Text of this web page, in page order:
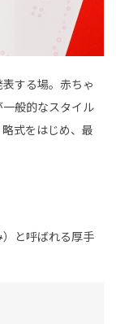
する場。赤ちゃ
般的なスタイル
式をはじめ、最
と呼ばれる厚手